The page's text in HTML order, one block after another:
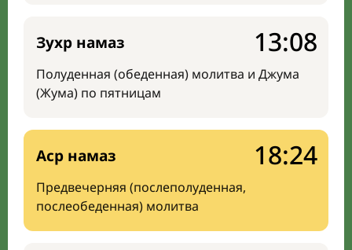
Зухр намаз
Полуденная (обеденная) молитва и Джума
(Жума) по пятницам
13:08
Аср намаз
Предвечерняя (послеполуденная,
послеобеденная) молитва
18:24